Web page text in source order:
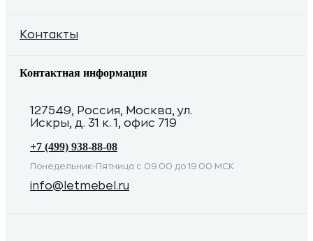
Контакты
Контактная информация
127549, Россия, Москва, ул.
Искры, д. 31 к. 1, офис 719
+7 (499) 938-88-08
Понедельник-Пятница с 09:00 до 19:00 МСК
info@letmebel.ru